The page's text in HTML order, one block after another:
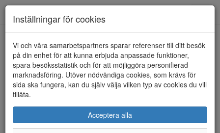
HEM SKECHERS
Inställningar för cookies
Vi och våra samarbetspartners sparar referenser till ditt besök
på din enhet för att kunna erbjuda anpassade funktioner,
spara besöksstatistik och för att möjliggöra personifierad
marknadsföring. Utöver nödvändiga cookies, som krävs för
sida ska fungera, kan du själv välja vilken typ av cookies du vill
tillåta.
Acceptera alla